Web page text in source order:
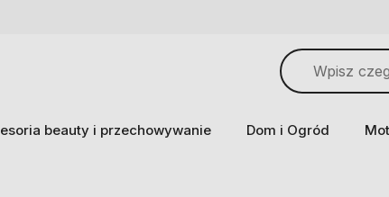
beauty i przechowywanie Dom i Ogród